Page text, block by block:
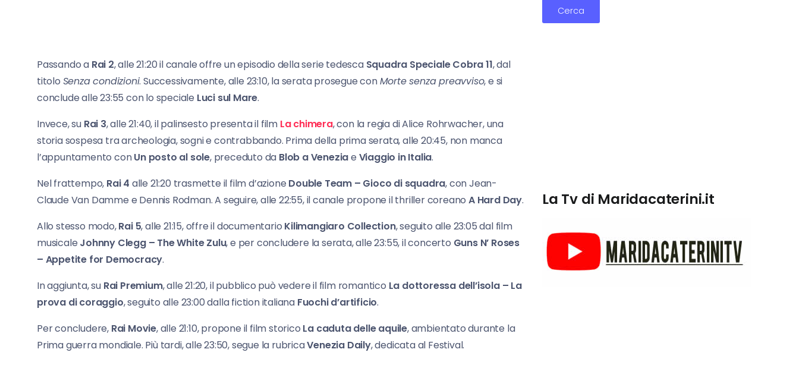
Passando a Rai 2, alle 21:20 il canale offre un episodio della serie tedesca Squadra Speciale Cobra 11, dal
titolo Senza condizioni. Successivamente, alle 23:10, la serata prosegue conMorte senza preavviso, e si
conclude alle 23:55 con lo speciale Luci sul Mare.
Invece, su Rai 3, alle 21:40, il palinsesto presenta il film La chimera, con la regia di Alice Rohrwacher, una
storia sospesa tra archeologia, sogni e contrabbando. Prima della prima serata, alle 20:45, non manca
l’appuntamento conUn posto al sole, preceduto da Blob a Veneziae Viaggio in Italia.
Nel frattempo, Rai 4 alle 21:20 trasmette il film d’azione Double Team – Gioco di squadra, con Jean-
Claude Van Damme e Dennis Rodman. A seguire, alle 22:55, il canale propone il thriller coreano A Hard Day.
Allo stesso modo,Rai 5, alle 21:15, offre il documentario Kilimangiaro Collection, seguito alle 23:05 dal film
musicale Johnny Clegg – The White Zulu, e per concludere la serata, alle 23:55, il concerto Guns N’ Roses
– Appetite for Democracy.
In aggiunta, su Rai Premium, alle 21:20, il pubblico può vedere il film romantico La dottoressa dell’isola – La
prova di coraggio, seguito alle 23:00 dalla fiction italiana Fuochi d’artificio.
Per concludere, Rai Movie, alle 21:10, propone il film storico La caduta delle aquile, ambientato durante la
Prima guerra mondiale. Più tardi, alle 23:50, segue la rubricaVenezia Daily, dedicata al Festival.
La Tv di Maridacaterini.it